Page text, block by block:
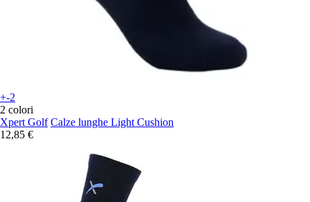
+-2
2 colori
Xpert Golf Calze lunghe Light Cushion
12,85 €